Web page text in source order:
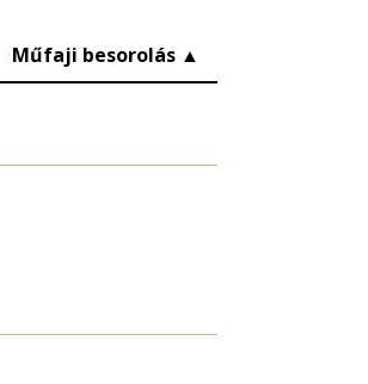
Műfaji besorolás ▲